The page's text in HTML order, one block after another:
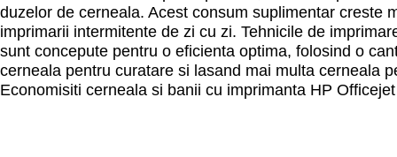
duzelor de cerneala. Acest consum suplimentar creste
imprimarii intermitente de zi cu zi. Tehnicile de
sunt concepute pentru o eficienta optima, folosind o
cerneala pentru curatare si lasand mai multa cerneala
Economisiti cerneala si banii cu imprimanta HP